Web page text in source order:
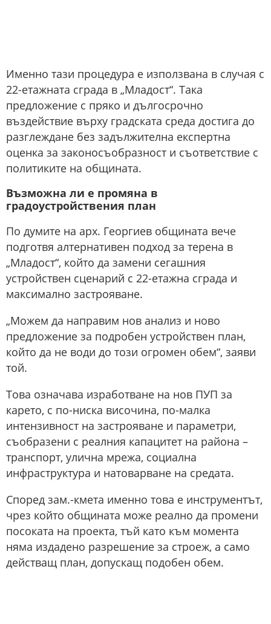
Именно тази процедура е използвана в случая с
22-етажната сграда в „Младост“. Така
предложение с пряко и дългосрочно
въздействие върху градската среда достига до
разглеждане без задължителна експертна
оценка за законосъобразност и съответствие с
политиките на общината.
Възможна ли е промяна в
градоустройствения план
По думите на арх. Георгиев общината вече
подготвя алтернативен подход за терена в
„Младост“, който да замени сегашния
устройствен сценарий с 22-етажна сграда и
максимално застрояване.
„Можем да направим нов анализ и ново
предложение за подробен устройствен план,
който да не води до този огромен обем“, заяви
той.
Това означава изработване на нов ПУП за
карето, с по-ниска височина, по-малка
интензивност на застрояване и параметри,
съобразени с реалния капацитет на района –
транспорт, улична мрежа, социална
инфраструктура и натоварване на средата.
Според зам.-кмета именно това е инструментът,
чрез който общината може реално да промени
посоката на проекта, тъй като към момента
няма издадено разрешение за строеж, а само
действащ план, допускащ подобен обем.